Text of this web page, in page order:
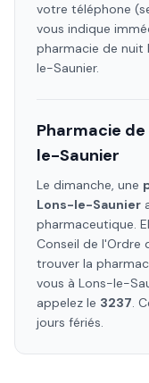
votre téléphone
vous indique
pharmacie de nuit
le-Saunier.
Pharmacie
le-Saunier
Le dimanche, une
Lons-le-Saunier
pharmaceutique.
Conseil de l'Ordre
trouver la
vous à Lons-le-
appelez le 3237.
jours fériés.